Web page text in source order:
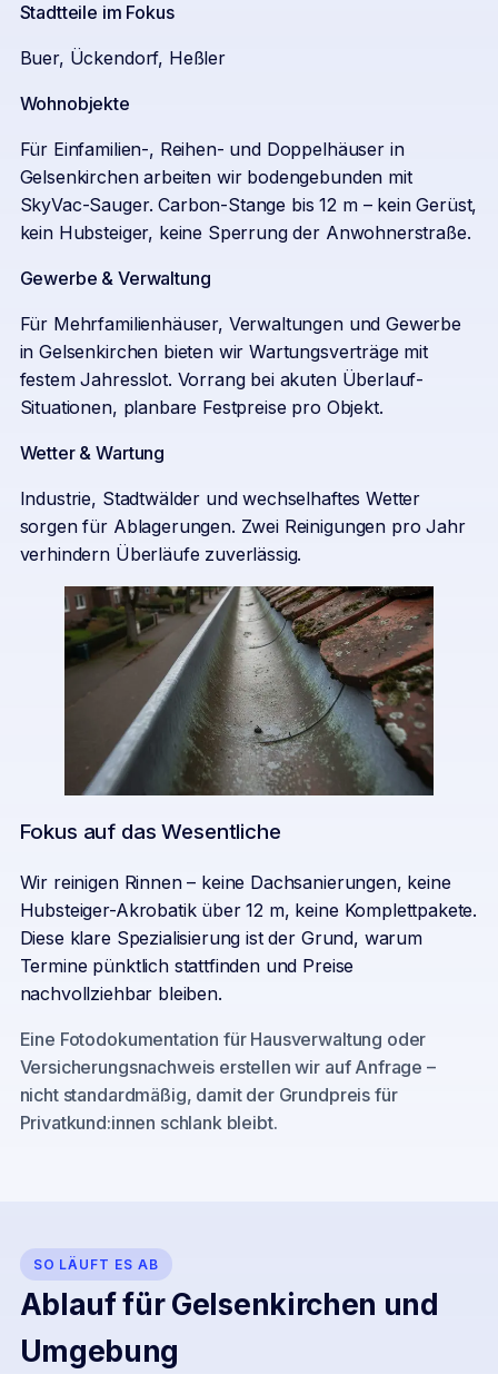
Stadtteile im Fokus
Buer, Ückendorf, Heßler
Wohnobjekte
Für Einfamilien-, Reihen- und Doppelhäuser in
Gelsenkirchen arbeiten wir bodengebunden mit
SkyVac-Sauger. Carbon-Stange bis 12 m – kein Gerüst,
kein Hubsteiger, keine Sperrung der Anwohnerstraße.
Gewerbe & Verwaltung
Für Mehrfamilienhäuser, Verwaltungen und Gewerbe
in Gelsenkirchen bieten wir Wartungsverträge mit
festem Jahresslot. Vorrang bei akuten Überlauf-
Situationen, planbare Festpreise pro Objekt.
Wetter & Wartung
Industrie, Stadtwälder und wechselhaftes Wetter
sorgen für Ablagerungen. Zwei Reinigungen pro Jahr
verhindern Überläufe zuverlässig.
Fokus auf das Wesentliche
Wir reinigen Rinnen – keine Dachsanierungen, keine
Hubsteiger-Akrobatik über 12 m, keine Komplettpakete.
Diese klare Spezialisierung ist der Grund, warum
Termine pünktlich stattfinden und Preise
nachvollziehbar bleiben.
Eine Fotodokumentation für Hausverwaltung oder
Versicherungsnachweis erstellen wir auf Anfrage –
nicht standardmäßig, damit der Grundpreis für
Privatkund:innen schlank bleibt.
SO LÄUFT ES AB
Ablauf fürGelsenkirchen und
Umgebung